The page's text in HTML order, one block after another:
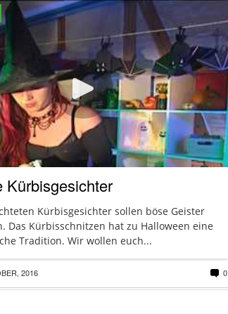
Kürbisgesichter
Kürbisgesichter sollen böse Geister
Das Kürbisschnitzen hat zu Halloween eine
Tradition. Wir wollen euch...
2016 0